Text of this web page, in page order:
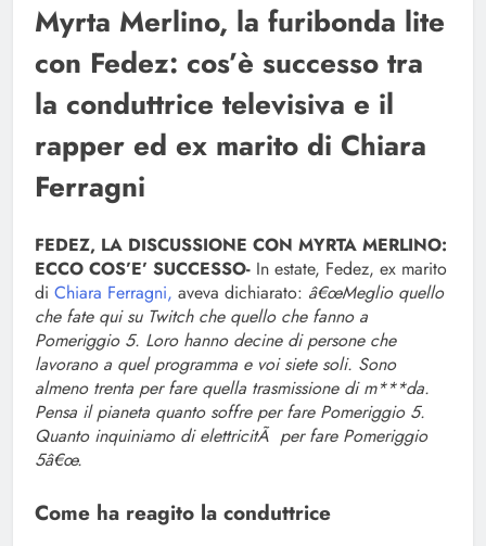
Myrta Merlino, la furibonda lite
con Fedez: cos’è successo tra
la conduttrice televisiva e il
rapper ed ex marito di Chiara
Ferragni
FEDEZ, LA DISCUSSIONE CON MYRTA MERLINO:
ECCO COS’E’ SUCCESSO- In estate, Fedez, ex marito
di Chiara Ferragni, aveva dichiarato: â€œMeglio quello
che fate qui su Twitch che quello che fanno a
Pomeriggio 5. Loro hanno decine di persone che
lavorano a quel programma e voi siete soli. Sono
almeno trenta per fare quella trasmissione di m***da.
Pensa il pianeta quanto soffre per fare Pomeriggio 5.
Quanto inquiniamo di elettricitÃ per fare Pomeriggio
5â€œ.
Come ha reagito la conduttrice